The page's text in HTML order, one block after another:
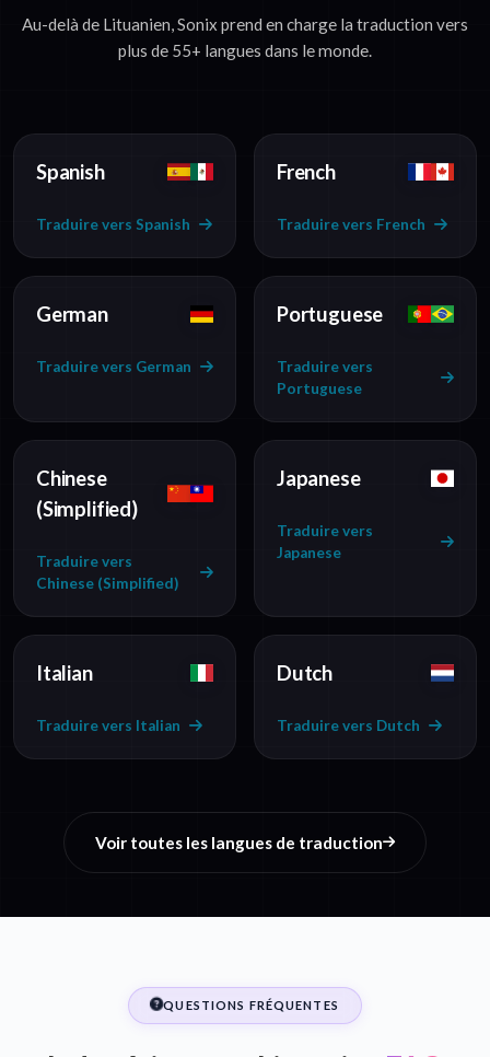
Au-delà de Lituanien, Sonix prend en charge la traduction vers
plus de 55+ langues dans le monde.
Spanish
Traduire vers Spanish
French
Traduire vers French
German
Traduire vers German
Portuguese
Traduire vers
Portuguese
Chinese
(Simplified)
Traduire vers
Chinese (Simplified)
Japanese
Traduire vers
Japanese
Italian
Traduire vers Italian
Dutch
Traduire vers Dutch
Voir toutes les langues de traduction
QUESTIONS FRÉQUENTES